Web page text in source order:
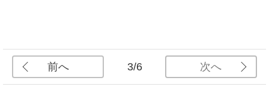
前へ 3/6 次へ